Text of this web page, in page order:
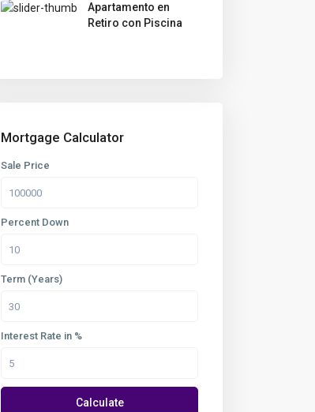
Apartamento en
Retiro con Piscina
Mortgage Calculator
Sale Price
Percent Down
Term (Years)
Interest Rate in %
Calculate